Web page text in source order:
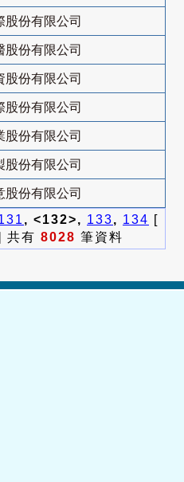
股份有限公司
股份有限公司
股份有限公司
股份有限公司
股份有限公司
股份有限公司
股份有限公司
, <132>, 133, 134 [
共有 8028 筆資料